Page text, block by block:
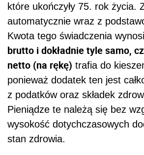
które ukończyły 75. rok życia.
automatycznie wraz z
Kwota tego świadczenia wynosi
brutto i dokładnie tyle samo,
netto (na rękę) trafia do
ponieważ dodatek ten jest
z podatków oraz składek
Pieniądze te należą się bez
wysokość dotychczasowych
stan zdrowia.